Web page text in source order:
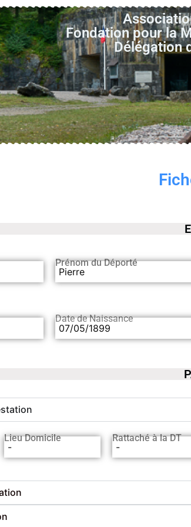
Fondation pour la
Délégation
Prénom du Déporté
Pierre
Date de Naissance
07/05/1899
Lieu Domicile
-
Rattaché à la DT
-